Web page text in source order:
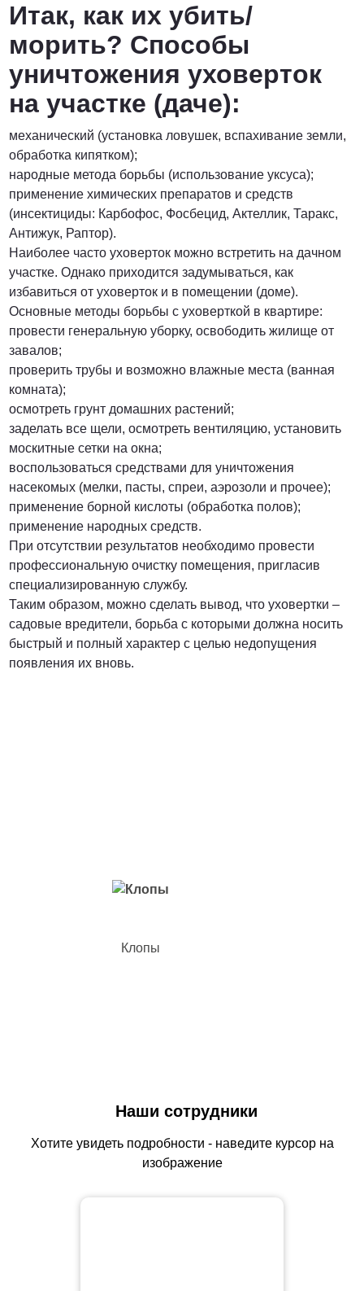
Итак, как их убить/
морить? Способы
уничтожения уховерток
на участке (даче):
механический (установка ловушек, вспахивание земли,
обработка кипятком);
народные метода борьбы (использование уксуса);
применение химических препаратов и средств
(инсектициды: Карбофос, Фосбецид, Актеллик, Таракс,
Антижук, Раптор).
Наиболее часто уховерток можно встретить на дачном
участке. Однако приходится задумываться, как
избавиться от уховерток и в помещении (доме).
Основные методы борьбы с уховерткой в квартире:
провести генеральную уборку, освободить жилище от
завалов;
проверить трубы и возможно влажные места (ванная
комната);
осмотреть грунт домашних растений;
заделать все щели, осмотреть вентиляцию, установить
москитные сетки на окна;
воспользоваться средствами для уничтожения
насекомых (мелки, пасты, спреи, аэрозоли и прочее);
применение борной кислоты (обработка полов);
применение народных средств.
При отсутствии результатов необходимо провести
профессиональную очистку помещения, пригласив
специализированную службу.
Таким образом, можно сделать вывод, что уховертки –
садовые вредители, борьба с которыми должна носить
быстрый и полный характер с целью недопущения
появления их вновь.
Клопы
Наши сотрудники
Хотите увидеть подробности - наведите курсор на
изображение